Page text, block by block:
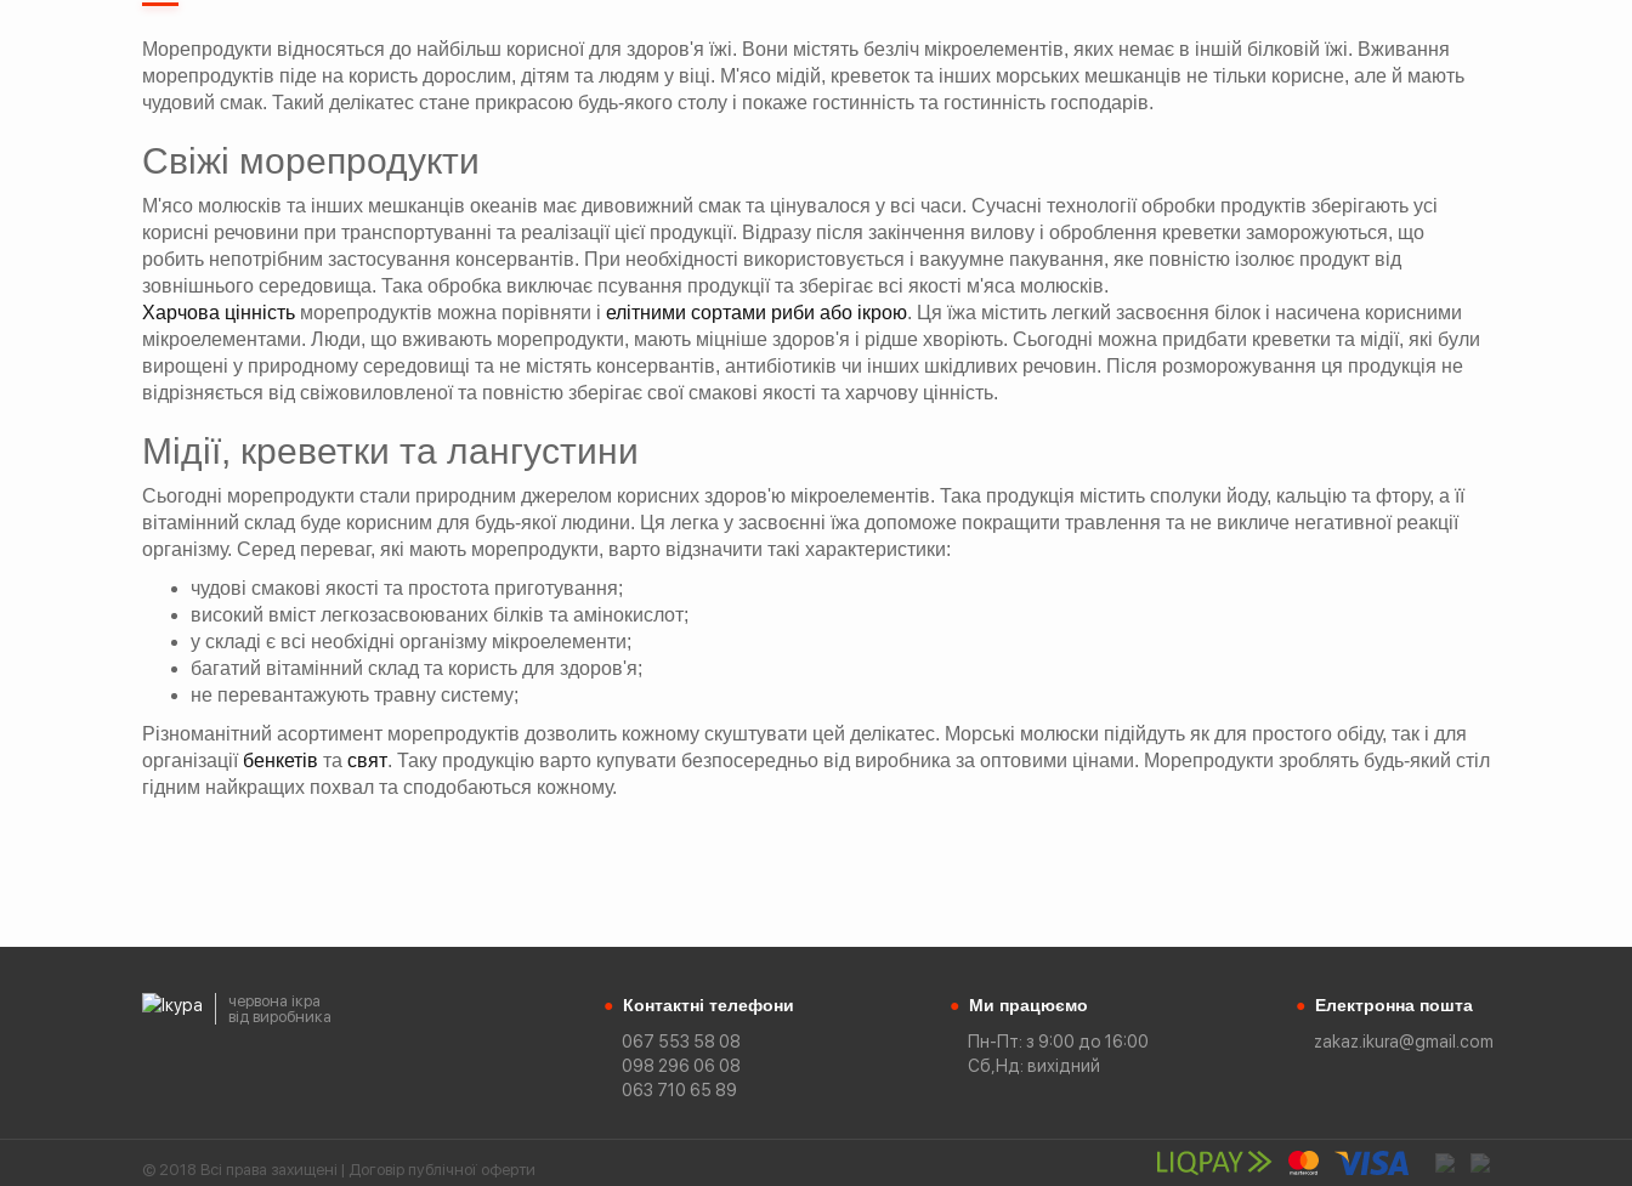
Морепродукти відносяться до найбільш корисної для здоров'я їжі. Вони містять безліч мікроелементів, яких немає в іншій білковій їжі. Вживання
морепродуктів піде на користь дорослим, дітям та людям у віці. М'ясо мідій, креветок та інших морських мешканців не тільки корисне, але й мають
чудовий смак. Такий делікатес стане прикрасою будь-якого столу і покаже гостинність та гостинність господарів.
Свіжі морепродукти
М'ясо молюсків та інших мешканців океанів має дивовижний смак та цінувалося у всі часи. Сучасні технології обробки продуктів зберігають усі
корисні речовини при транспортуванні та реалізації цієї продукції. Відразу після закінчення вилову і оброблення креветки заморожуються, що
робить непотрібним застосування консервантів. При необхідності використовується і вакуумне пакування, яке повністю ізолює продукт від
зовнішнього середовища. Така обробка виключає псування продукції та зберігає всі якості м'яса молюсків.
Харчова цінність морепродуктів можна порівняти і елітними сортами риби або ікрою. Ця їжа містить легкий засвоєння білок і насичена корисними
мікроелементами. Люди, що вживають морепродукти, мають міцніше здоров'я і рідше хворіють. Сьогодні можна придбати креветки та мідії, які були
вирощені у природному середовищі та не містять консервантів, антибіотиків чи інших шкідливих речовин. Після розморожування ця продукція не
відрізняється від свіжовиловленої та повністю зберігає свої смакові якості та харчову цінність.
Мідії, креветки та лангустини
Сьогодні морепродукти стали природним джерелом корисних здоров'ю мікроелементів. Така продукція містить сполуки йоду, кальцію та фтору, а її
вітамінний склад буде корисним для будь-якої людини. Ця легка у засвоєнні їжа допоможе покращити травлення та не викличе негативної реакції
організму. Серед переваг, які мають морепродукти, варто відзначити такі характеристики:
чудові смакові якості та простота приготування;
високий вміст легкозасвоюваних білків та амінокислот;
у складі є всі необхідні організму мікроелементи;
багатий вітамінний склад та користь для здоров'я;
не перевантажують травну систему;
Різноманітний асортимент морепродуктів дозволить кожному скуштувати цей делікатес. Морські молюски підійдуть як для простого обіду, так і для
організації бенкетів та свят. Таку продукцію варто купувати безпосередньо від виробника за оптовими цінами. Морепродукти зроблять будь-який стіл
гідним найкращих похвал та сподобаються кожному.
червона ікра
від виробника
● Контактні телефони
067 553 58 08
098 296 06 08
063 710 65 89
● Ми працюємо
Пн-Пт: з 9:00 до 16:00
Сб,Нд: вихідний
● Електронна пошта
zakaz.ikura@gmail.com
© 2018 Всі права захищені | Договір публічної оферти